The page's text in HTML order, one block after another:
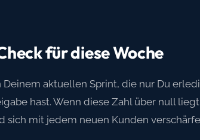
für diese Woche
Deinem aktuellen Sprint, die nur Du
hast. Wenn diese Zahl über null
sich mit jedem neuen Kunden